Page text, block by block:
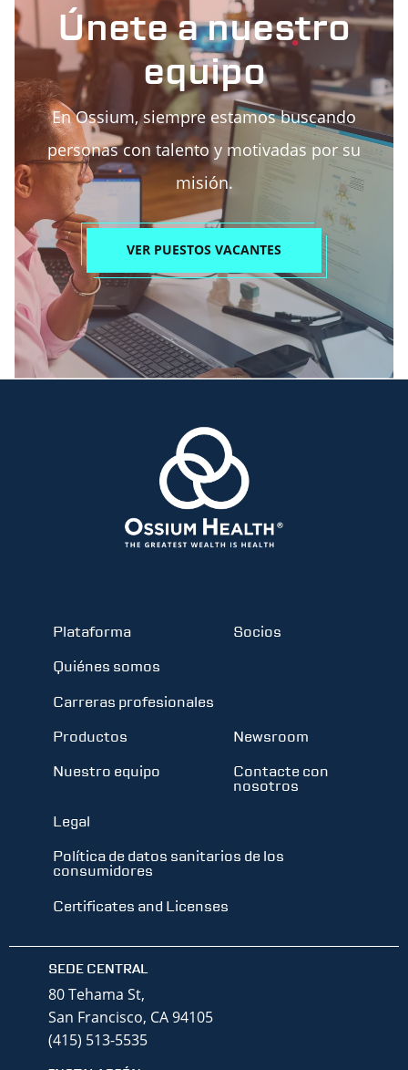
Únete a nuestro
equipo
En Ossium, siempre estamos buscando
personas con talento y motivadas por su
misión.
VER PUESTOS VACANTES
Plataforma
Socios
Quiénes somos
Carreras profesionales
Productos
Newsroom
Nuestro equipo
Contacte con
nosotros
Legal
Política de datos sanitarios de los
consumidores
Certificates and Licenses
SEDE CENTRAL
80 Tehama St,
San Francisco, CA 94105
(415) 513-5535